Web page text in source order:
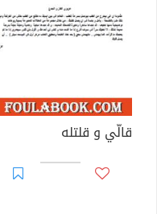
قالّي و قلتله